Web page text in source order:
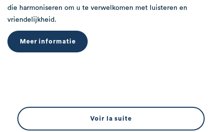
die harmoniseren om u te verwelkomen met luisteren en
vriendelijkheid.
Meer informatie
Voir la suite